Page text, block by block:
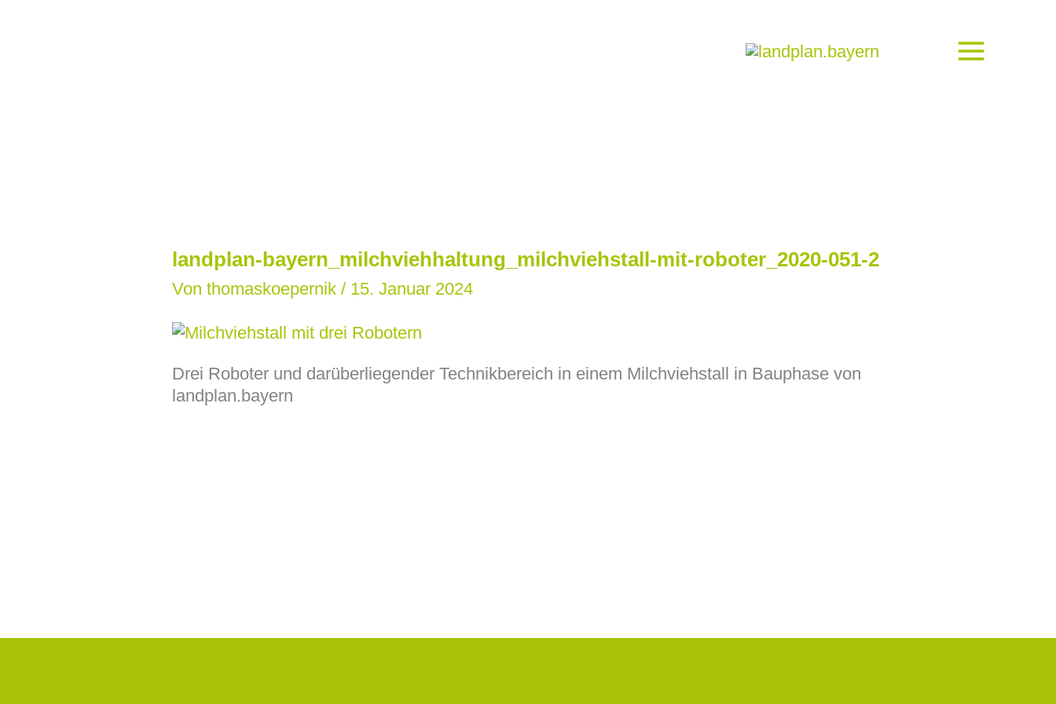
landplan-bayern_milchviehhaltung_milchviehstall-mit-roboter_2020-051-2
Von thomaskoepernik / 15. Januar 2024
Drei Roboter und darüberliegender Technikbereich in einem Milchviehstall in Bauphase von
landplan.bayern